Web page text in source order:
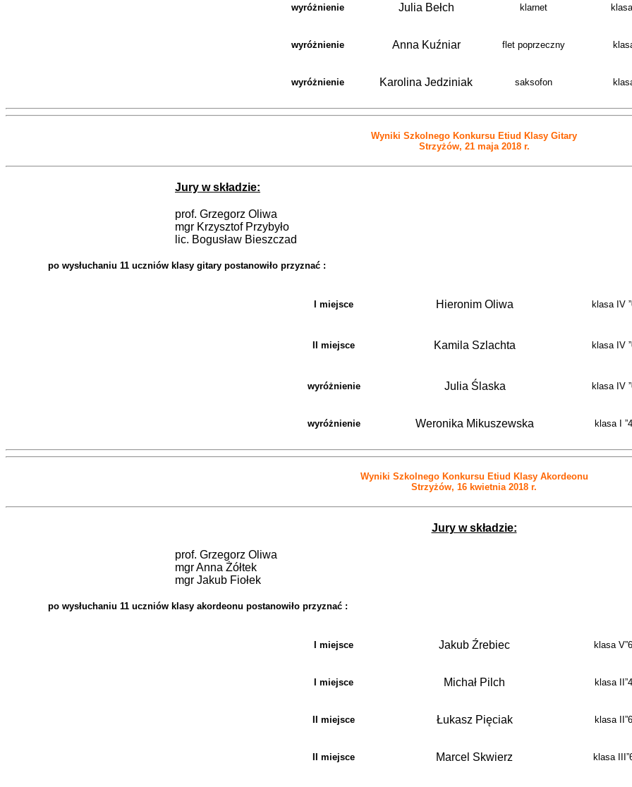
wyróżnienie Julia Bełch klarnet
wyróżnienie Anna Kuźniar flet poprzeczny
wyróżnienie Karolina Jedziniak saksofon
Wyniki Szkolnego Konkursu Etiud Klasy Gitary
Strzyżów, 21 maja 2018 r.
Jury w składzie:
prof. Grzegorz Oliwa
mgr Krzysztof Przybyło
lic. Bogusław Bieszczad
po wysłuchaniu 11 uczniów klasy gitary postanowiło przyznać :
I miejsce Hieronim Oliwa klasa IV
II miejsce Kamila Szlachta klasa IV
wyróżnienie Julia Ślaska klasa IV
wyróżnienie Weronika Mikuszewska klasa I
Wyniki Szkolnego Konkursu Etiud Klasy Akordeonu
Strzyżów, 16 kwietnia 2018 r.
Jury w składzie:
prof. Grzegorz Oliwa
mgr Anna Żółtek
mgr Jakub Fiołek
po wysłuchaniu 11 uczniów klasy akordeonu postanowiło przyznać :
I miejsce Jakub Źrebiec klasa
I miejsce Michał Pilch klasa
II miejsce Łukasz Pięciak klasa
II miejsce Marcel Skwierz klasa